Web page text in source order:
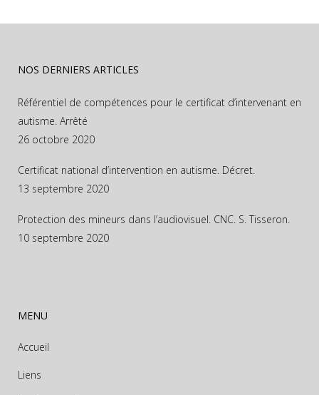
NOS DERNIERS ARTICLES
Référentiel de compétences pour le certificat d’intervenant en
autisme. Arrêté
26 octobre 2020
Certificat national d’intervention en autisme. Décret.
13 septembre 2020
Protection des mineurs dans l’audiovisuel. CNC. S. Tisseron.
10 septembre 2020
MENU
Accueil
Liens